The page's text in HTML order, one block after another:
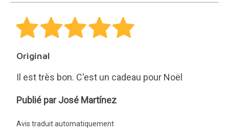
Original
Il est très bon. C'est un cadeau pour Noël
José
Publié par José Martínez
Avis traduit automatiquement